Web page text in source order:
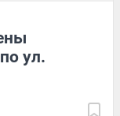
ул.